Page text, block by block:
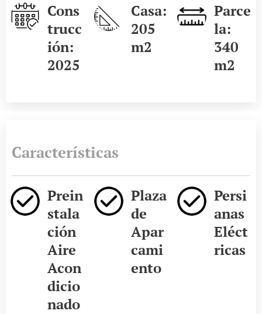
Cons
trucc
ión:
2025
Casa:
205
m2
Parce
la:
340
m2
Características
Prein
stala
ción
Aire
Acon
dicio
nado
Plaza
de
Apar
cami
ento
Persi
anas
Eléct
ricas